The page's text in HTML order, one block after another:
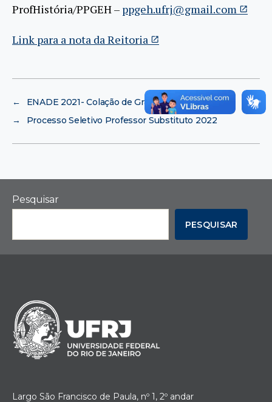
ProfHistória/PPGEH – ppgeh.ufrj@gmail.com
Link para a nota da Reitoria
←
ENADE 2021- Colação de Grau
→
Processo Seletivo Professor Substituto 2022
Pesquisar
PESQUISAR
Largo São Francisco de Paula, nº 1, 2º andar